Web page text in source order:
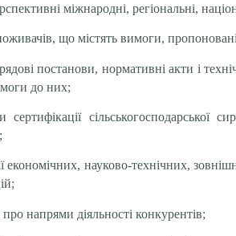
міжнародні, регіональні,
що містять вимоги,
постанови, нормативні акти і
до них;
сертифікації
економічних, науково-технічних,
про напрями діяльності конкурентів;